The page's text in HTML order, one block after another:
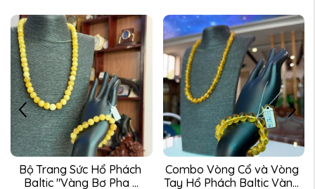
Combo Vòng Cổ và Vòng
Tay Hổ Phách Baltic Vàng
Bộ nhẫn - vòng tay hổ
phách Baltic tự nhiên ...